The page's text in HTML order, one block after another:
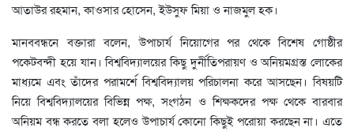
আতাউর রহমান, কাওসার হোসেন, ইউসুফ মিয়া ও নাজমুল হক।
মানববন্ধনে বক্তারা বলেন, উপাচার্য নিয়োগের পর থেকে বিশেষ গোষ্ঠীর
পকেটবন্দী হয়ে যান। বিশ্ববিদ্যালয়ের কিছু দুর্নীতিপরায়ণ ও অনিয়মগ্রস্ত লোকের
মাধ্যমে এবং তাঁদের পরামর্শে বিশ্ববিদ্যালয় পরিচালনা করে আসছেন। বিষয়টি
নিয়ে বিশ্ববিদ্যালয়ের বিভিন্ন পক্ষ, সংগঠন ও শিক্ষকদের পক্ষ থেকে বারবার
অনিয়ম বন্ধ করতে বলা হলেও উপাচার্য কোনো কিছুই পরোয়া করছেন না। এতে